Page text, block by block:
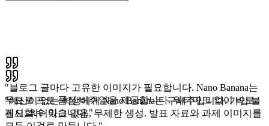
"예산이 없는 학생에게 Nano Banana는 구세주입니다. 가입 불
필요, 워터마크 없음, 무제한 생성. 발표 자료와 과제 이미지를
"블로그 글마다 고유한 이미지가 필요합니다. Nano Banana는
무료로 프로 품질 비주얼을 제공합니다. 워터마크 없이 바로
게시할 수 있습니다."